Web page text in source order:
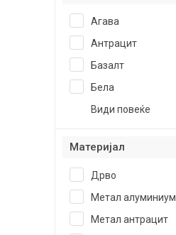
Агава
Антрацит
Базалт
Бела
Види повеќе
Материјал
Дрво
Метал алуминиум
Метал антрацит